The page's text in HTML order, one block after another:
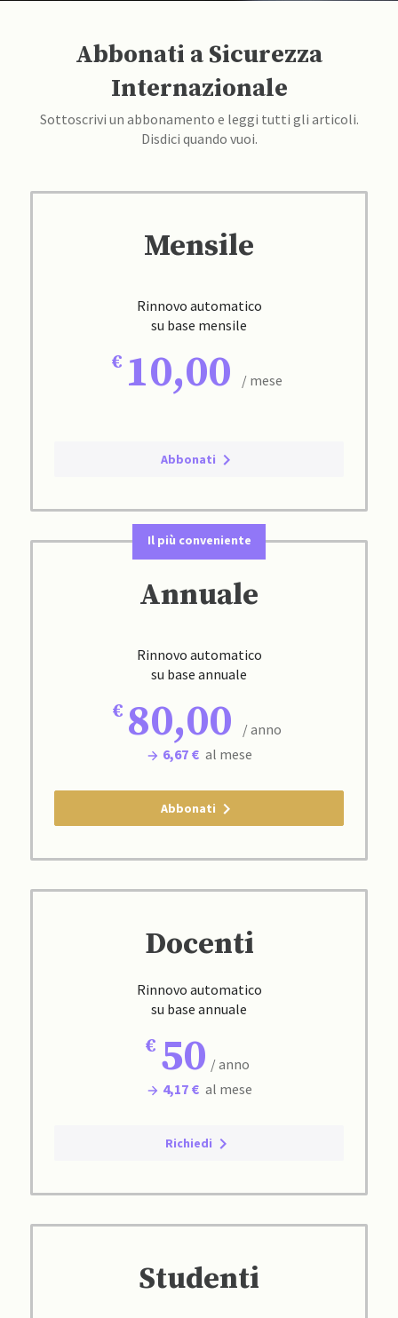
Abbonati a Sicurezza
Internazionale
Sottoscrivi un abbonamento e leggi tutti gli articoli.
Disdici quando vuoi.
Mensile
Rinnovo automatico
su base mensile
10,00 / mese
Abbonati
Il più conveniente
Annuale
Rinnovo automatico
su base annuale
80,00
/ anno
6,67 € al mese
Abbonati
Docenti
Rinnovo automatico
su base annuale
50 / anno
4,17 € al mese
Richiedi
Studenti